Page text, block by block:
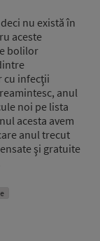
nu există în
aceste
bolilor
cu infecţii
anul
noi pe lista
acesta avem
anul trecut
şi gratuite